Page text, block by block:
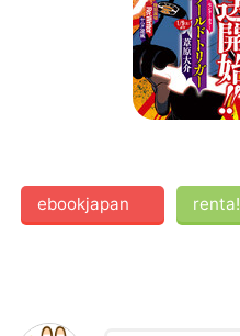
ebookjapan renta!